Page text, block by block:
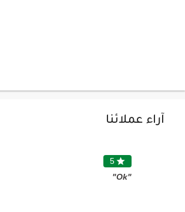
آراء عملائنا
5
"Ok"